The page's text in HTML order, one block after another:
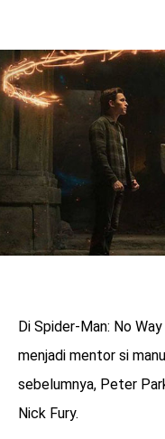
Di Spider-Man: No
menjadi mentor si
sebelumnya, Peter
Nick Fury.